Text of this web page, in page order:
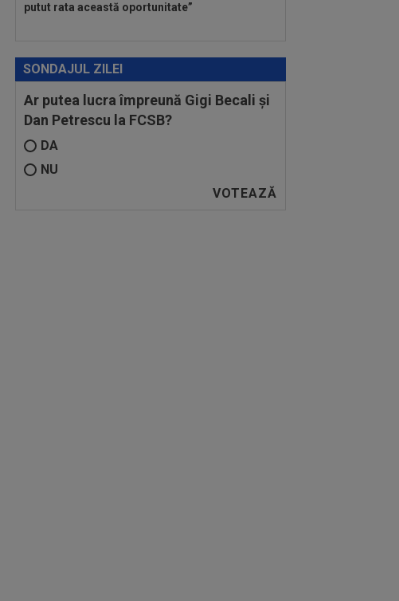
putut rata această oportunitate”
SONDAJUL ZILEI
Ar putea lucra împreună Gigi Becali și
Dan Petrescu la FCSB?
DA
NU